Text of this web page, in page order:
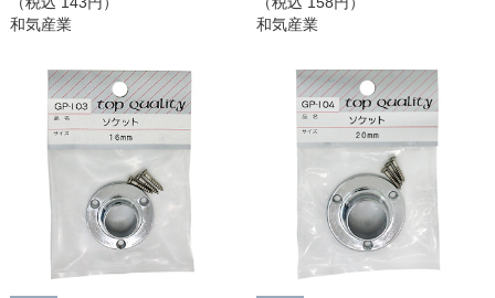
和気産業
和気産業